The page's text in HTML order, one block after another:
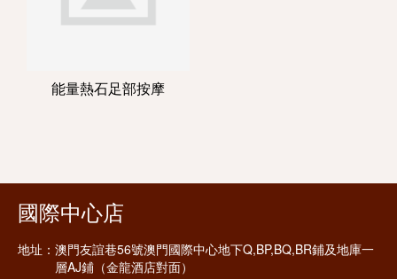
能量熱石足部按摩
國際中心店
地址： 澳門友誼巷56號澳門國際中心地下Q,BP,BQ,BR鋪及地庫一
層AJ鋪（金龍酒店對面）